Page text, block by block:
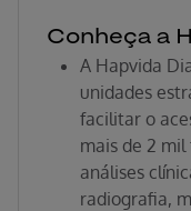
Conheça a
A Hapvida
unidades
facilitar o
mais de 2
análises
radiografia,